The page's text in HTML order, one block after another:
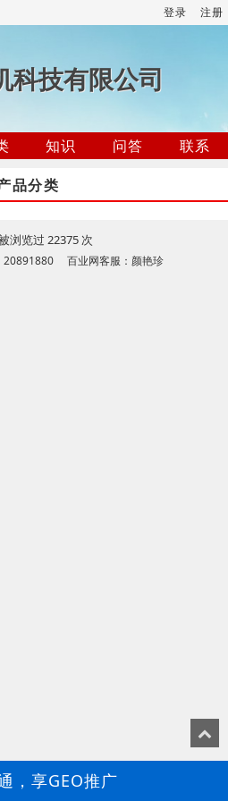
登录 注册
科技有限公司
知识 问答
联系
品分类
浏览过 22375 次
百业网客服：颜艳珍
，享GEO推广